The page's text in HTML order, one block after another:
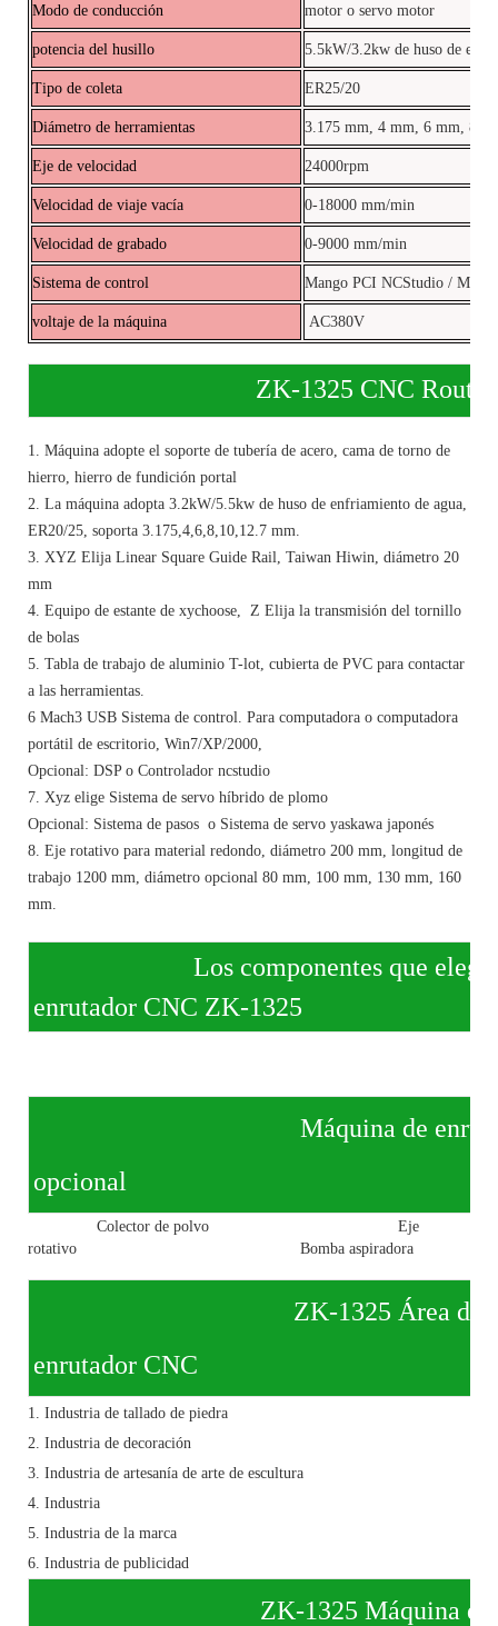
Modo de conducción motor o servo motor
potencia del husillo 5.5kW/3.2kw de huso de
Tipo de coleta ER25/20
Diámetro de herramientas 3.175 mm, 4 mm, 6 mm, 8
Eje de velocidad 24000rpm
Velocidad de viaje vacía 0-18000 mm/min
Velocidad de grabado 0-9000 mm/min
Sistema de control Mango PCI NCStudio /
voltaje de la máquina AC380V
ZK-1325 CNC Router
1. Máquina adopte el soporte de tubería de acero, cama de torno de
hierro, hierro de fundición portal
2. La máquina adopta 3.2kW/5.5kw de huso de enfriamiento de agua,
ER20/25, soporta 3.175,4,6,8,10,12.7 mm.
3. XYZ Elija Linear Square Guide Rail, Taiwan Hiwin, diámetro 20
mm
4. Equipo de estante de xychoose, Z Elija la transmisión del tornillo
de bolas
5. Tabla de trabajo de aluminio T-lot, cubierta de PVC para contactar
a las herramientas.
6 Mach3 USB Sistema de control. Para computadora o computadora
portátil de escritorio, Win7/XP/2000,
Opcional: DSP o Controlador ncstudio
7. Xyz elige Sistema de servo híbrido de plomo
Opcional: Sistema de pasos o Sistema de servo yaskawa japonés
8. Eje rotativo para material redondo, diámetro 200 mm, longitud de
trabajo 1200 mm, diámetro opcional 80 mm, 100 mm, 130 mm, 160
mm.
Los componentes que elegimos
enrutador CNC ZK-1325
Máquina de enrutador
opcional
Colector de polvo
Eje
rotativo
Bomba aspiradora
ZK-1325 Área de
enrutador CNC
1. Industria de tallado de piedra
2. Industria de decoración
3. Industria de artesanía de arte de escultura
4. Industria
5. Industria de la marca
6. Industria de publicidad
ZK-1325 Máquina